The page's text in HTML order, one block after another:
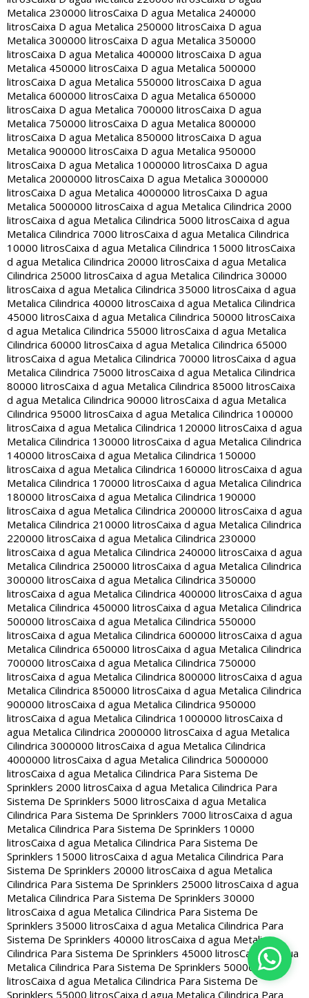
Metalica 230000 litrosCaixa D agua Metalica 240000
litrosCaixa D agua Metalica 250000 litrosCaixa D agua
Metalica 300000 litrosCaixa D agua Metalica 350000
litrosCaixa D agua Metalica 400000 litrosCaixa D agua
Metalica 450000 litrosCaixa D agua Metalica 500000
litrosCaixa D agua Metalica 550000 litrosCaixa D agua
Metalica 600000 litrosCaixa D agua Metalica 650000
litrosCaixa D agua Metalica 700000 litrosCaixa D agua
Metalica 750000 litrosCaixa D agua Metalica 800000
litrosCaixa D agua Metalica 850000 litrosCaixa D agua
Metalica 900000 litrosCaixa D agua Metalica 950000
litrosCaixa D agua Metalica 1000000 litrosCaixa D agua
Metalica 2000000 litrosCaixa D agua Metalica 3000000
litrosCaixa D agua Metalica 4000000 litrosCaixa D agua
Metalica 5000000 litrosCaixa d agua Metalica Cilindrica 2000
litrosCaixa d agua Metalica Cilindrica 5000 litrosCaixa d agua
Metalica Cilindrica 7000 litrosCaixa d agua Metalica Cilindrica
10000 litrosCaixa d agua Metalica Cilindrica 15000 litrosCaixa
d agua Metalica Cilindrica 20000 litrosCaixa d agua Metalica
Cilindrica 25000 litrosCaixa d agua Metalica Cilindrica 30000
litrosCaixa d agua Metalica Cilindrica 35000 litrosCaixa d agua
Metalica Cilindrica 40000 litrosCaixa d agua Metalica Cilindrica
45000 litrosCaixa d agua Metalica Cilindrica 50000 litrosCaixa
d agua Metalica Cilindrica 55000 litrosCaixa d agua Metalica
Cilindrica 60000 litrosCaixa d agua Metalica Cilindrica 65000
litrosCaixa d agua Metalica Cilindrica 70000 litrosCaixa d agua
Metalica Cilindrica 75000 litrosCaixa d agua Metalica Cilindrica
80000 litrosCaixa d agua Metalica Cilindrica 85000 litrosCaixa
d agua Metalica Cilindrica 90000 litrosCaixa d agua Metalica
Cilindrica 95000 litrosCaixa d agua Metalica Cilindrica 100000
litrosCaixa d agua Metalica Cilindrica 120000 litrosCaixa d agua
Metalica Cilindrica 130000 litrosCaixa d agua Metalica Cilindrica
140000 litrosCaixa d agua Metalica Cilindrica 150000
litrosCaixa d agua Metalica Cilindrica 160000 litrosCaixa d agua
Metalica Cilindrica 170000 litrosCaixa d agua Metalica Cilindrica
180000 litrosCaixa d agua Metalica Cilindrica 190000
litrosCaixa d agua Metalica Cilindrica 200000 litrosCaixa d agua
Metalica Cilindrica 210000 litrosCaixa d agua Metalica Cilindrica
220000 litrosCaixa d agua Metalica Cilindrica 230000
litrosCaixa d agua Metalica Cilindrica 240000 litrosCaixa d agua
Metalica Cilindrica 250000 litrosCaixa d agua Metalica Cilindrica
300000 litrosCaixa d agua Metalica Cilindrica 350000
litrosCaixa d agua Metalica Cilindrica 400000 litrosCaixa d agua
Metalica Cilindrica 450000 litrosCaixa d agua Metalica Cilindrica
500000 litrosCaixa d agua Metalica Cilindrica 550000
litrosCaixa d agua Metalica Cilindrica 600000 litrosCaixa d agua
Metalica Cilindrica 650000 litrosCaixa d agua Metalica Cilindrica
700000 litrosCaixa d agua Metalica Cilindrica 750000
litrosCaixa d agua Metalica Cilindrica 800000 litrosCaixa d agua
Metalica Cilindrica 850000 litrosCaixa d agua Metalica Cilindrica
900000 litrosCaixa d agua Metalica Cilindrica 950000
litrosCaixa d agua Metalica Cilindrica 1000000 litrosCaixa d
agua Metalica Cilindrica 2000000 litrosCaixa d agua Metalica
Cilindrica 3000000 litrosCaixa d agua Metalica Cilindrica
4000000 litrosCaixa d agua Metalica Cilindrica 5000000
litrosCaixa d agua Metalica Cilindrica Para Sistema De
Sprinklers 2000 litrosCaixa d agua Metalica Cilindrica Para
Sistema De Sprinklers 5000 litrosCaixa d agua Metalica
Cilindrica Para Sistema De Sprinklers 7000 litrosCaixa d agua
Metalica Cilindrica Para Sistema De Sprinklers 10000
litrosCaixa d agua Metalica Cilindrica Para Sistema De
Sprinklers 15000 litrosCaixa d agua Metalica Cilindrica Para
Sistema De Sprinklers 20000 litrosCaixa d agua Metalica
Cilindrica Para Sistema De Sprinklers 25000 litrosCaixa d agua
Metalica Cilindrica Para Sistema De Sprinklers 30000
litrosCaixa d agua Metalica Cilindrica Para Sistema De
Sprinklers 35000 litrosCaixa d agua Metalica Cilindrica Para
Sistema De Sprinklers 40000 litrosCaixa d agua Metalica
Cilindrica Para Sistema De Sprinklers 45000 litrosCaixa d agua
Metalica Cilindrica Para Sistema De Sprinklers 50000
litrosCaixa d agua Metalica Cilindrica Para Sistema De
Sprinklers 55000 litrosCaixa d agua Metalica Cilindrica Para